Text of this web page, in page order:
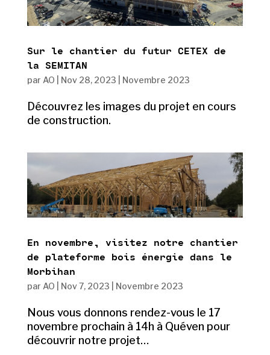
Sur le chantier du futur CETEX de
la SEMITAN
par AO Nov 28, 2023 Novembre 2023
Découvrez les images du projet en cours
de construction.
En novembre, visitez notre chantier
de plateforme bois énergie dans le
Morbihan
par AO Nov 7, 2023 Novembre 2023
Nous vous donnons rendez-vous le 17
novembre prochain à 14h à Quéven pour
découvrir notre projet…